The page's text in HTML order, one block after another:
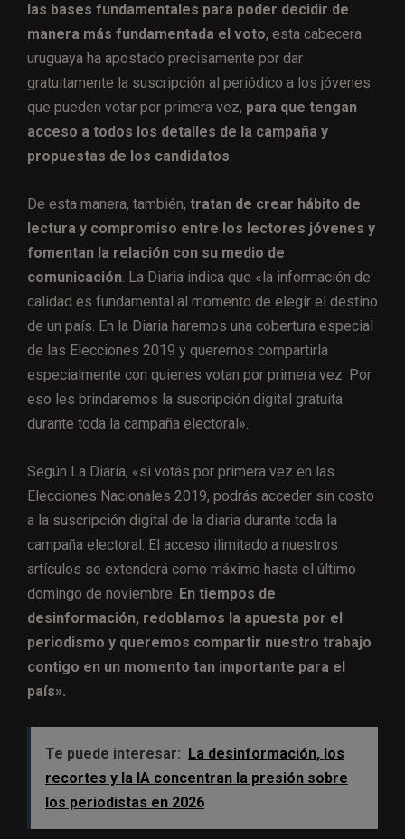
las bases fundamentales para poder decidir de
manera más fundamentada el voto, esta cabecera
uruguaya ha apostado precisamente por dar
gratuitamente la suscripción al periódico a los jóvenes
que pueden votar por primera vez, para que tengan
acceso a todos los detalles de la campaña y
propuestas de los candidatos.
De esta manera, también, tratan de crear hábito de
lectura y compromiso entre los lectores jóvenes y
fomentan la relación con su medio de
comunicación. La Diaria indica que «la información de
calidad es fundamental al momento de elegir el destino
de un país. En la Diaria haremos una cobertura especial
de las Elecciones 2019 y queremos compartirla
especialmente con quienes votan por primera vez. Por
eso les brindaremos la suscripción digital gratuita
durante toda la campaña electoral».
Según La Diaria, «si votás por primera vez en las
Elecciones Nacionales 2019, podrás acceder sin costo
a la suscripción digital de la diaria durante toda la
campaña electoral. El acceso ilimitado a nuestros
artículos se extenderá como máximo hasta el último
domingo de noviembre. En tiempos de
desinformación, redoblamos la apuesta por el
periodismo y queremos compartir nuestro trabajo
contigo en un momento tan importante para el
país».
Te puede interesar:
La desinformación, los
recortes y la IA concentran la presión sobre
los periodistas en 2026